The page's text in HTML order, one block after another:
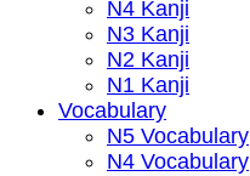
N4 Kanji
N3 Kanji
N2 Kanji
N1 Kanji
Vocabulary
N5 Vocabulary
N4 Vocabulary